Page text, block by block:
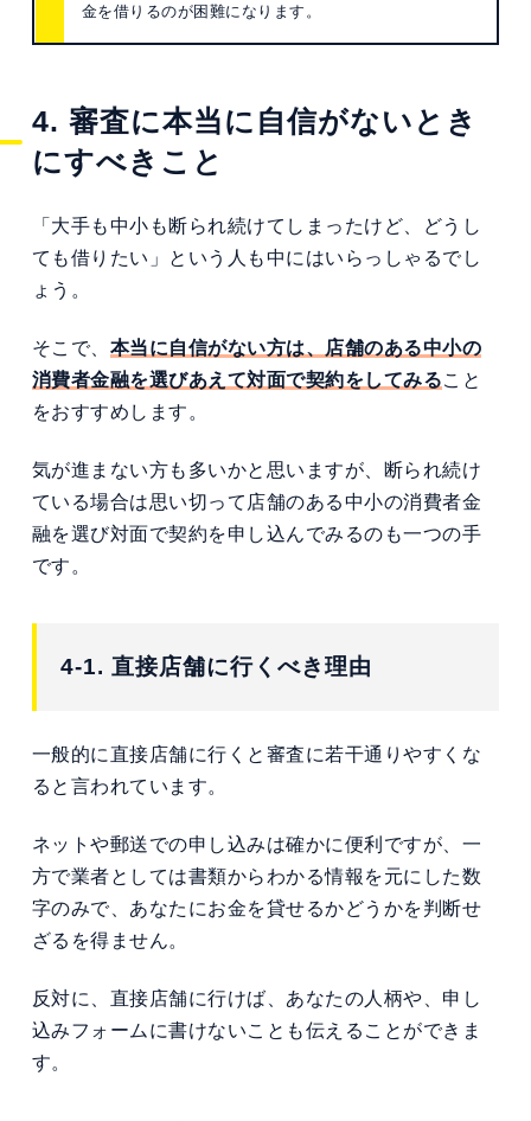
金を借りるのが困難になります。
4. 審査に本当に自信がないとき
にすべきこと
「大手も中小も断られ続けてしまったけど、どうし
ても借りたい」という人も中にはいらっしゃるでし
ょう。
そこで、 本当に自信がない方は、店舗のある中小の
消費者金融を選びあえて対面で契約をしてみること
をおすすめします。
気が進まない方も多いかと思いますが、断られ続け
ている場合は思い切って店舗のある中小の消費者金
融を選び対面で契約を申し込んでみるのも一つの手
です。
4-1. 直接店舗に行くべき理由
一般的に直接店舗に行くと審査に若干通りやすくな
ると言われています。
ネットや郵送での申し込みは確かに便利ですが、一
方で業者としては書類からわかる情報を元にした数
字のみで、あなたにお金を貸せるかどうかを判断せ
ざるを得ません。
反対に、直接店舗に行けば、あなたの人柄や、申し
込みフォームに書けないことも伝えることができま
す。